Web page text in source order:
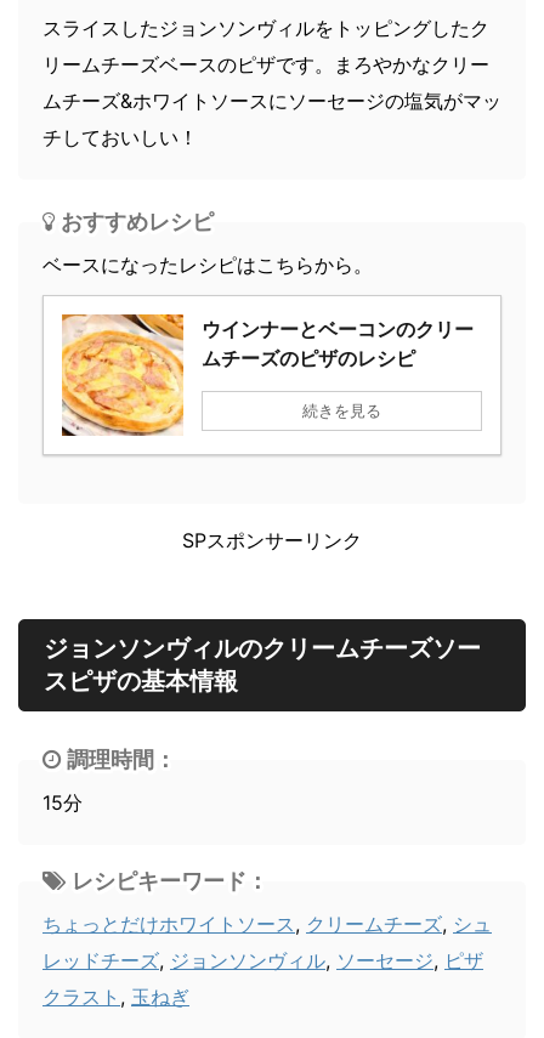
スライスしたジョンソンヴィルをトッピングしたク
リームチーズベースのピザです。まろやかなクリー
ムチーズ&ホワイトソースにソーセージの塩気がマッ
チしておいしい！
おすすめレシピ
ベースになったレシピはこちらから。
ウインナーとベーコンのクリー
ムチーズのピザのレシピ
続きを見る
SPスポンサーリンク
ジョンソンヴィルのクリームチーズソー
スピザの基本情報
調理時間：
15分
レシピキーワード：
ちょっとだけホワイトソース , クリームチーズ, シュ
レッドチーズ, ジョンソンヴィル, ソーセージ, ピザ
クラスト , 玉ねぎ